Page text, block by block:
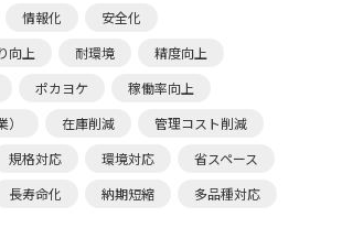
情報化
安全化
向上
耐環境
精度向上
ポカヨケ
稼働率向上
在庫削減
管理コスト削減
規格対応 環境対応
省スペース
長寿命化 納期短縮
多品種対応